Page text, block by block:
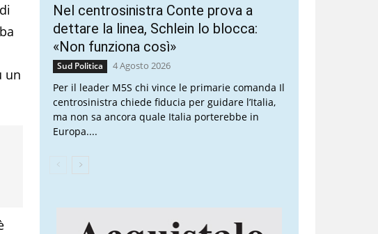
un
Nel centrosinistra Conte prova a
dettare la linea, Schlein lo blocca:
«Non funziona così»
Sud Politica 4 Agosto 2026
Per il leader M5S chi vince le primarie comanda Il
centrosinistra chiede fiducia per guidare l’Italia,
ma non sa ancora quale Italia porterebbe in
Europa....